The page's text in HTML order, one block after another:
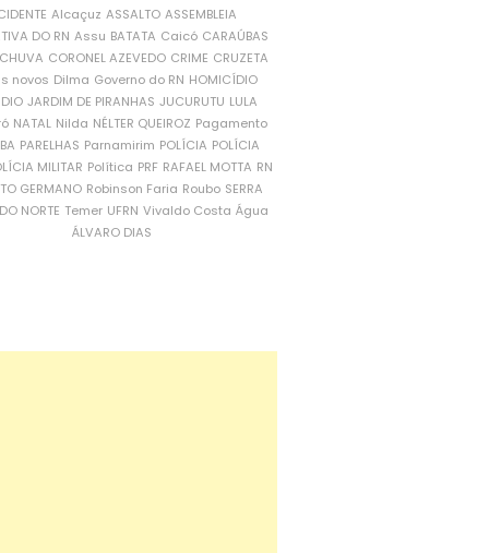
Alcaçuz ASSALTO ASSEMBLEIA
DO RN Assu BATATA Caicó CARAÚBAS
CORONEL AZEVEDO CRIME CRUZETA
novos Dilma Governo do RN HOMICÍDIO
JARDIM DE PIRANHAS JUCURUTU LULA
NATAL Nilda NÉLTER QUEIROZ Pagamento
PARELHAS Parnamirim POLÍCIA POLÍCIA
MILITAR Política PRF RAFAEL MOTTA RN
GERMANO Robinson Faria Roubo SERRA
NORTE Temer UFRN Vivaldo Costa Água
ÁLVARO DIAS